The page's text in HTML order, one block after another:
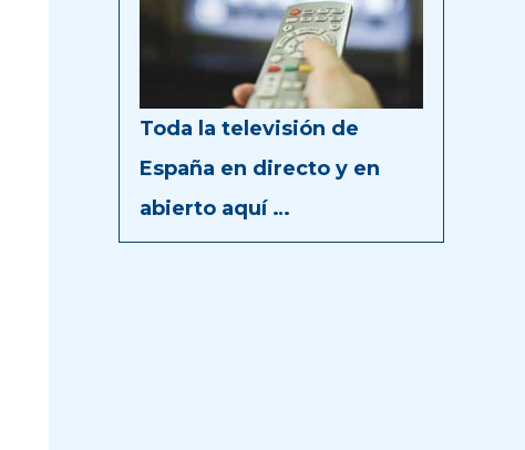
Toda la televisión de
España en directo y en
abierto aquí …